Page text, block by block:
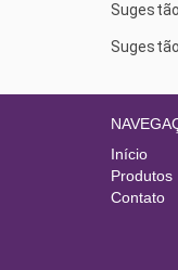
Início
Produtos
Contato